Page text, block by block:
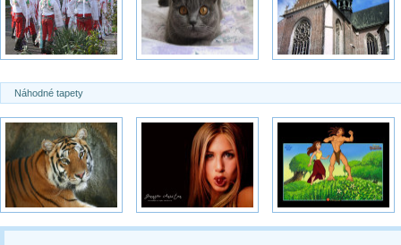
Náhodné tapety